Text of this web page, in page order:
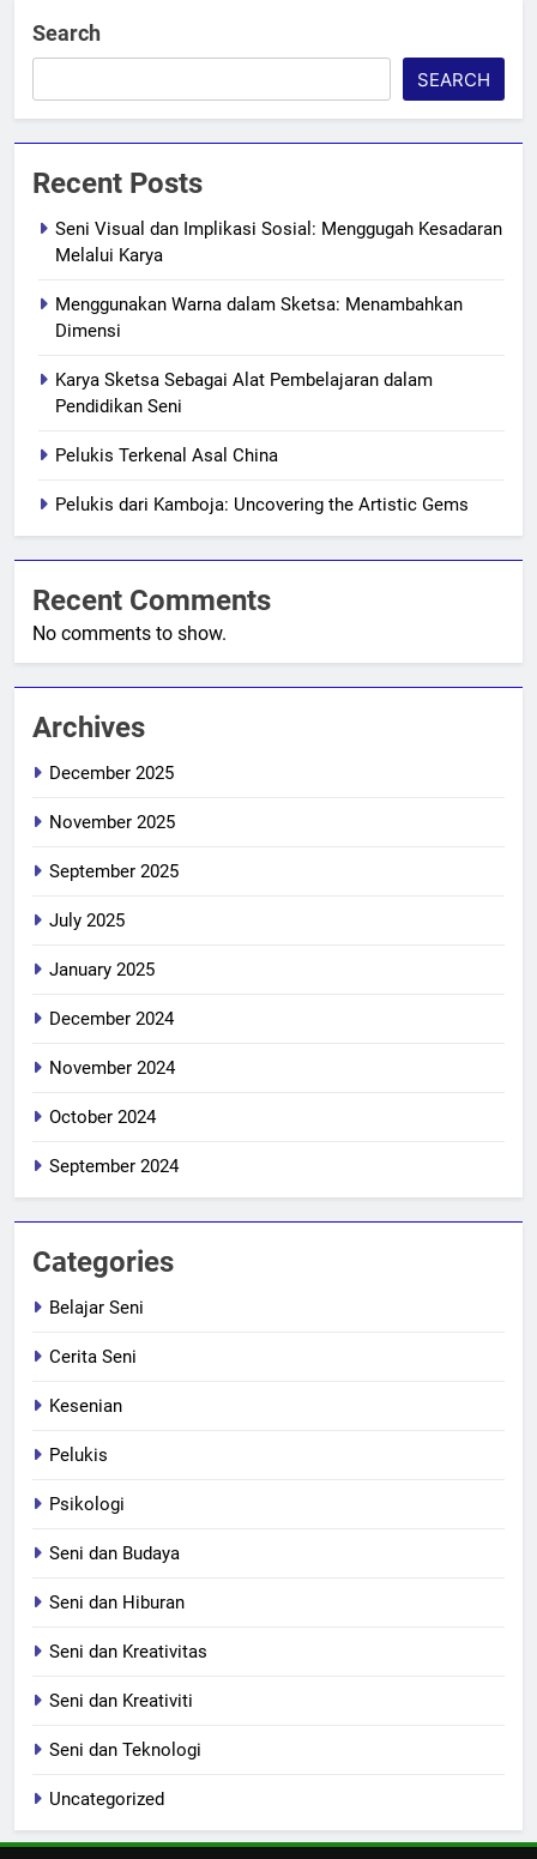
Search
SEARCH
Recent Posts
Seni Visual dan Implikasi Sosial: Menggugah Kesadaran
Melalui Karya
Menggunakan Warna dalam Sketsa: Menambahkan
Dimensi
Karya Sketsa Sebagai Alat Pembelajaran dalam
Pendidikan Seni
Pelukis Terkenal Asal China
Pelukis dari Kamboja: Uncovering the Artistic Gems
Recent Comments
No comments to show.
Archives
December 2025
November 2025
September 2025
July 2025
January 2025
December 2024
November 2024
October 2024
September 2024
Categories
Belajar Seni
Cerita Seni
Kesenian
Pelukis
Psikologi
Seni dan Budaya
Seni dan Hiburan
Seni dan Kreativitas
Seni dan Kreativiti
Seni dan Teknologi
Uncategorized